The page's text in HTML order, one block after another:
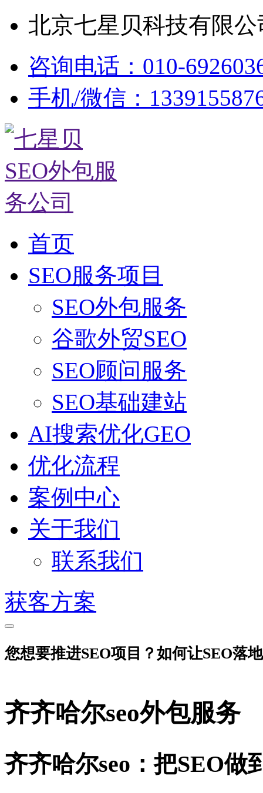
北京七星贝科技有限
咨询电话：010-
手机/微信：
首页
SEO服务项目
SEO外包服务
谷歌外贸SEO
SEO顾问服务
SEO基础建站
AI搜索优化GEO
优化流程
案例中心
关于我们
联系我们
获客方案
您想要推进SEO项目？如何让SEO落
齐齐哈尔seo外包服务
齐齐哈尔seo：把SEO做